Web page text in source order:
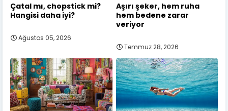
Çatal mı, chopstick mi?
Hangisi daha iyi?
Ağustos 05, 2026
Aşırı şeker, hem ruha
hem bedene zarar
veriyor
Temmuz 28, 2026